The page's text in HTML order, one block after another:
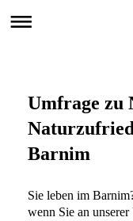
Umfrage zu
Barnim
Sie leben im
wenn Sie an